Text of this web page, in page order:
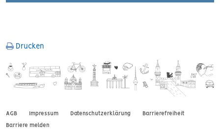
Drucken
FOOTER MENU
AGB Impressum Datenschutzerklärung Barrierefreiheit
Barriere melden